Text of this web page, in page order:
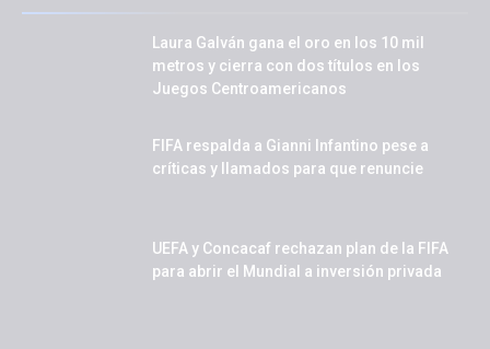
Laura Galván gana el oro en los 10 mil
metros y cierra con dos títulos en los
Juegos Centroamericanos
FIFA respalda a Gianni Infantino pese a
críticas y llamados para que renuncie
UEFA y Concacaf rechazan plan de la FIFA
para abrir el Mundial a inversión privada